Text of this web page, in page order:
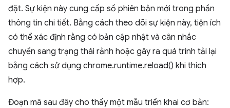
đặt. Sự kiện này cung cấp số phiên bản mới trong phần
thông tin chi tiết. Bằng cách theo dõi sự kiện này, tiện ích
có thể xác định rằng có bản cập nhật và cân nhắc
chuyển sang trạng thái rảnh hoặc gây ra quá trình tải lại
bằng cách sử dụng chrome.runtime.reload() khi thích
hợp.
Đoạn mã sau đây cho thấy một mẫu triển khai cơ bản: